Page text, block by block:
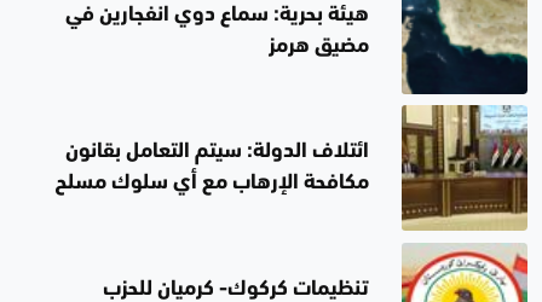
هيئة بحرية: سماع دوي انفجارين في
مضيق هرمز
ائتلاف الدولة: سيتم التعامل بقانون
مكافحة الإرهاب مع أي سلوك مسلح
تنظيمات كركوك- كرميان للحزب